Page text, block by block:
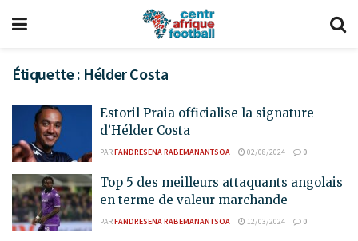
Étiquette : Hélder Costa
Estoril Praia officialise la signature
d’Hélder Costa
PARFANDRESENA RABEMANANTSOA 02/08/2024 0
Top 5 des meilleurs attaquants angolais
en terme de valeur marchande
PARFANDRESENA RABEMANANTSOA 12/03/2024 0